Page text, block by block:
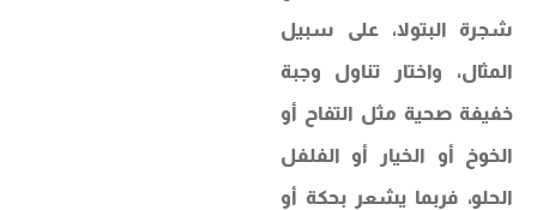
شجرة البتولا، على سبيل
المثال، واختار تناول وجبة
خفيفة صحية مثل التفاح أو
الخوخ أو الخيار أو الفلفل
الحلو، فربما يشعر بحكة أو